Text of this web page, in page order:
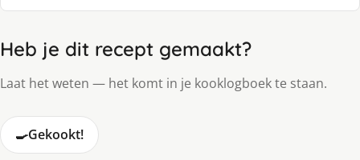
Heb je dit recept gemaakt?
Laat het weten — het komt in je kooklogboek te staan.
🍳Gekookt!